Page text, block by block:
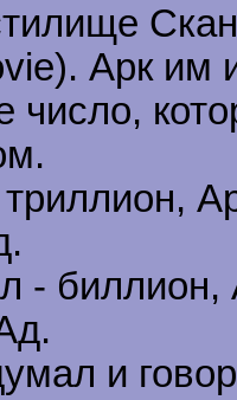
Арк им
число,
-
и